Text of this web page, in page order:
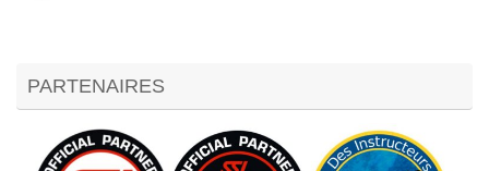
PARTENAIRES